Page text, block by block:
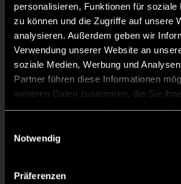
personalisieren, Funktionen für soziale
zu können und die Zugriffe auf unsere
analysieren. Außerdem geben wir
Verwendung unserer Website an
soziale Medien, Werbung und
Partner führen diese Informationen
weiteren Daten zusammen, die Sie
Notwendig
Präferenzen